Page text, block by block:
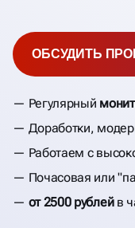
Регулярный
Доработки,
Работаем с
Почасовая или
от 2500 рублейв
ОБСУДИТЬ